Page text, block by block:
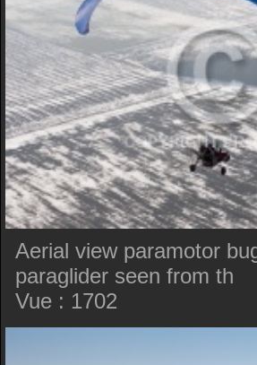
Aerial view paramotor
paraglider seen from th
Vue : 1702